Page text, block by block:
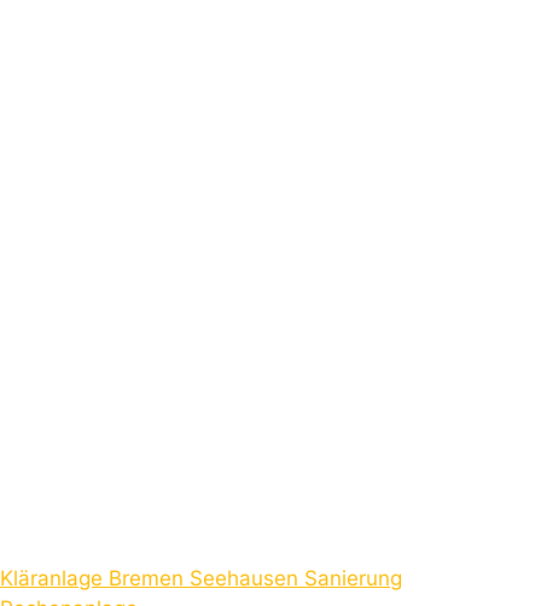
Kläranlage Bremen Seehausen Sanierung